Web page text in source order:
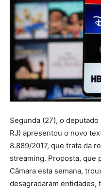
Segunda (27), o
RJ) apresentou o novo
8.889/2017, que trata da
streaming. Proposta, que
Câmara esta semana,
desagradaram entidades,